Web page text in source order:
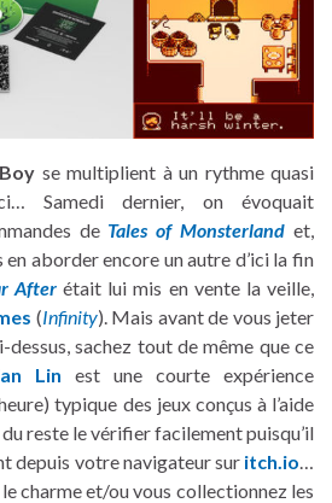
se multiplient à un rythme quasi
Samedi dernier, on évoquait
de Tales of Monsterland et,
aborder encore un autre d’ici la fin
Afterétait lui mis en vente la veille,
(Infinity). Mais avant de vous jeter
dessus, sachez tout de même que ce
Lin est une courte expérience
typique des jeux conçus à l’aide
reste le vérifier facilement puisqu’il
depuis votre navigateur sur itch.io…
charme et/ou vous collectionnez les